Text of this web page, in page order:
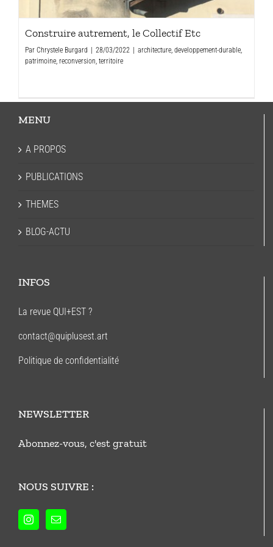
Construire autrement, le Collectif Etc
Par Chrystele Burgard 28/03/2022 architecture, developpement-durable,
patrimoine, reconversion, territoire
MENU
A PROPOS
PUBLICATIONS
THEMES
BLOG-ACTU
INFOS
La revue QUI+EST ?
contact@quiplusest.art
Politique de confidentialité
NEWSLETTER
Abonnez-vous, c'est gratuit
NOUS SUIVRE :